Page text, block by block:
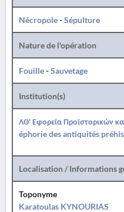
Nécropole-Sépulture
Nature de l'opération
Fouille-Sauvetage
Institution(s)
ΛΘ' Εφορεία Προϊστορικών
éphorie des antiquités
Localisation / Informations
Toponyme
Karatoulas KYNOURIAS